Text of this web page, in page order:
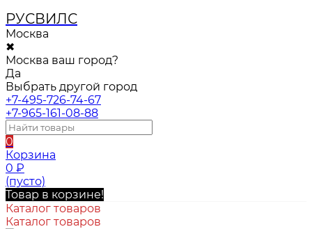
РУСВИЛС
Москва
✖
Москва ваш город?
Да
Выбрать другой город
+7-495-726-74-67
+7-965-161-08-88
0
Корзина
0 ₽
(пусто)
Товар в корзине!
Каталог товаров
Каталог товаров